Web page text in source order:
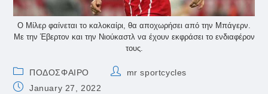
Ο Μίλερ φαίνεται το καλοκαίρι, θα αποχωρήσει από την Μπάγερν.
Με την Έβερτον και την Νιούκαστλ να έχουν εκφράσει το ενδιαφέρον
τους.
Post
category:
ΠΟΔΟΣΦΑΙΡΟ
Postmr sportcycles
PostJanuary 27, 2022